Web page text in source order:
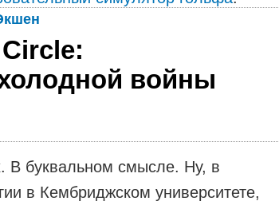
войны
В буквальном смысле. Ну, в
в Кембриджском университете,